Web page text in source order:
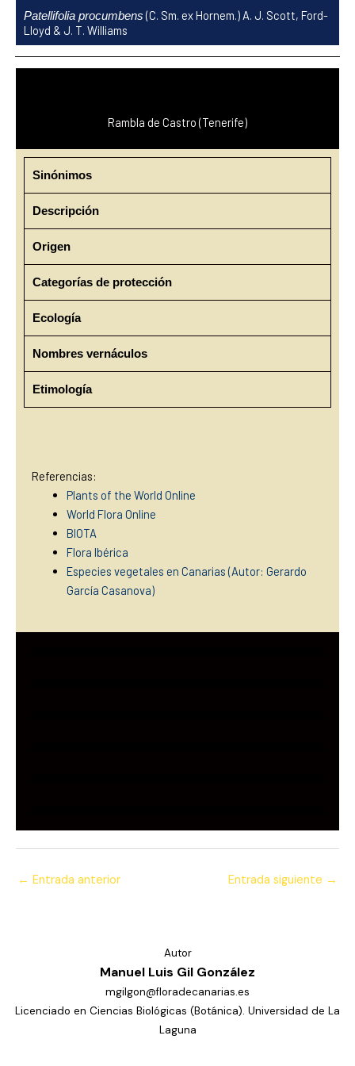
contenido
Patellifolia procumbens (C. Sm. ex Hornem.) A. J. Scott, Ford-
Lloyd & J. T. Williams
Rambla de Castro (Tenerife)
Sinónimos
Descripción
Origen
Categorías de protección
Ecología
Nombres vernáculos
Etimología
Referencias:
Plants of the World Online
World Flora Online
BIOTA
Flora Ibérica
Especies vegetales en Canarias (Autor: Gerardo
García Casanova)
← Entrada anterior Entrada siguiente →
Autor
Manuel Luis Gil González
mgilgon@floradecanarias.es
Licenciado en Ciencias Biológicas (Botánica). Universidad de La
Laguna